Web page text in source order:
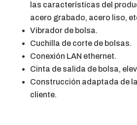
las características del
acero grabado, acero liso,
Vibrador de bolsa.
Cuchilla de corte de bolsas.
Conexión LAN ethernet.
Cinta de salida de bolsa,
Construcción adaptada de
cliente.